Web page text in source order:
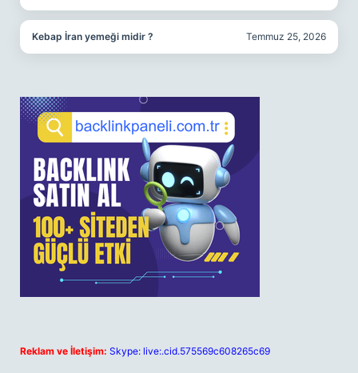
Kebap İran yemeği midir ? Temmuz 25, 2026
Reklam ve İletişim: Skype: live:.cid.575569c608265c69